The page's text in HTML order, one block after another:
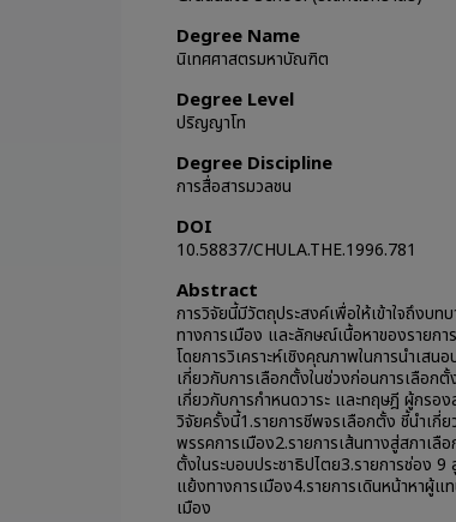
Degree Name
นิเทศศาสตรมหาบัณฑิต
Degree Level
ปริญญาโท
Degree Discipline
การสื่อสารมวลชน
DOI
10.58837/CHULA.THE.1996.781
Abstract
การวิจัยนี้มีวัตถุประสงค์เพื่อให้เข้าใจถึงบท
ทางการเมือง และลักษณ์เนื้อหาของรายกา
โดยการวิเคราะห์เชิงคุณภาพในการนำเสน
เกี่ยวกับการเลือกตั้งในช่วงก่อนการเลือ
เกี่ยวกับการกำหนดวาระ และทฤษฎี ผู้กรอ
วิจัยครั้งนี้1.รายการชีพจรเลือกตั้ง ชี้นำเกี่ย
พรรคการเมือง2.รายการเส้นทางสู่สภาเลื
ตั้งในระบอบประชาธิปไตย3.รายการช่อง
แย้งทางการเมือง4.รายการเดินหน้าหาผู้แ
เมือง